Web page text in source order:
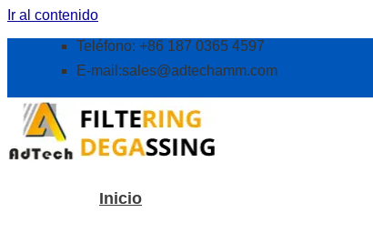
Ir al contenido
Teléfono: +86 187 0365 4597
E-mail:sales@adtechamm.com
Inicio